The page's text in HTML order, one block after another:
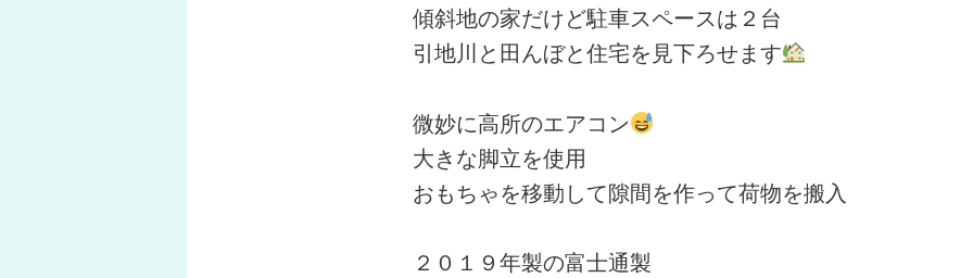
傾斜地の家だけど駐車スペースは２台
引地川と田んぼと住宅を見下ろせます
微妙に高所のエアコン
大きな脚立を使用
おもちゃを移動して隙間を作って荷物を搬入
２０１９年製の富士通製